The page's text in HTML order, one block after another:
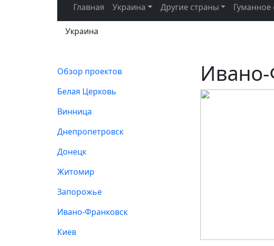
Главная Украина Другие страны Гуманное
Украина
Обзор проектов
Белая Церковь
Винница
Днепропетровск
Донецк
Житомир
Запорожье
Ивано-Франковск
Киев